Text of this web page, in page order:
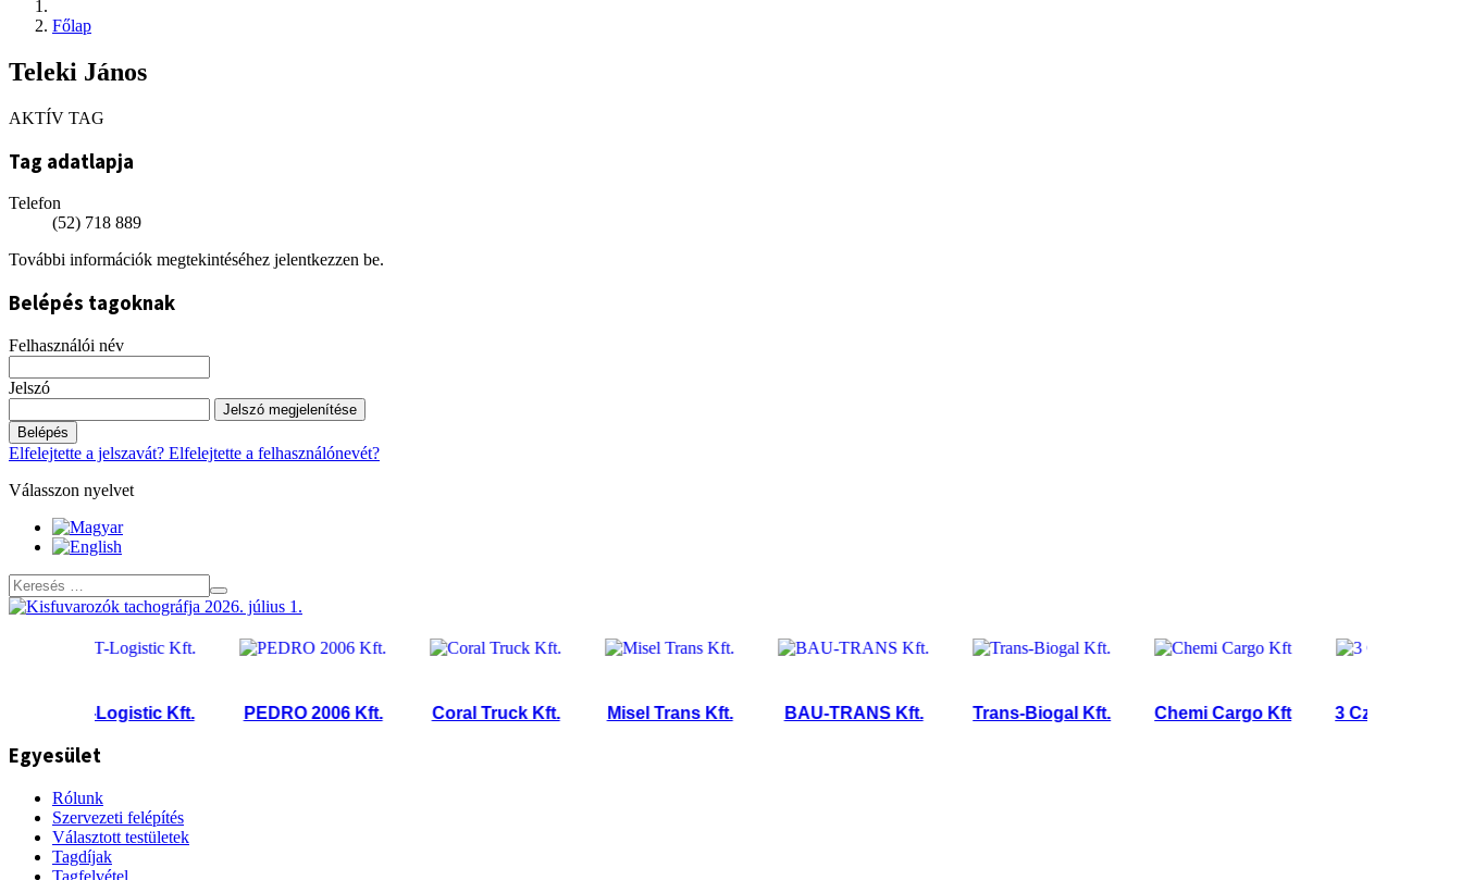
Főlap
Teleki János
AKTÍV TAG
Tag adatlapja
Telefon
(52) 718 889
További információk megtekintéséhez jelentkezzen be.
Belépés tagoknak
Felhasználói név
Jelszó
Jelszó megjelenítése
Belépés
Elfelejtette a jelszavát? Elfelejtette a felhasználónevét?
Válasszon nyelvet
ST-Logistic Kft. PEDRO 2006 Kft. Coral Truck Kft. Misel Trans Kft. BAU-TRANS Kft. Trans-Biogal Kft. Chemi Cargo Kft 3 Czakó Trans Bt.
Egyesület
Rólunk
Szervezeti felépítés
Választott testületek
Tagdíjak